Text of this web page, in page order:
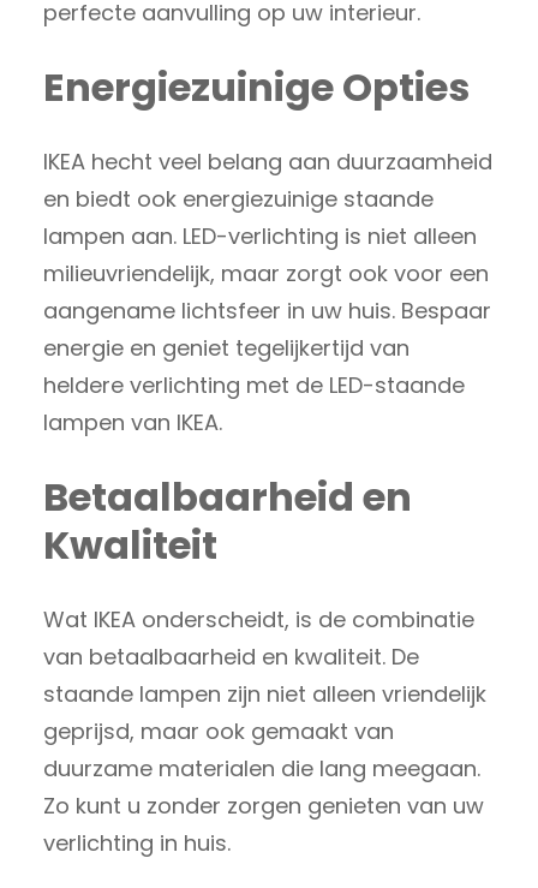
perfecte aanvulling op uw interieur.
Energiezuinige Opties
IKEA hecht veel belang aan duurzaamheid
en biedt ook energiezuinige staande
lampen aan. LED-verlichting is niet alleen
milieuvriendelijk, maar zorgt ook voor een
aangename lichtsfeer in uw huis. Bespaar
energie en geniet tegelijkertijd van
heldere verlichting met de LED-staande
lampen van IKEA.
Betaalbaarheid en
Kwaliteit
Wat IKEA onderscheidt, is de combinatie
van betaalbaarheid en kwaliteit. De
staande lampen zijn niet alleen vriendelijk
geprijsd, maar ook gemaakt van
duurzame materialen die lang meegaan.
Zo kunt u zonder zorgen genieten van uw
verlichting in huis.